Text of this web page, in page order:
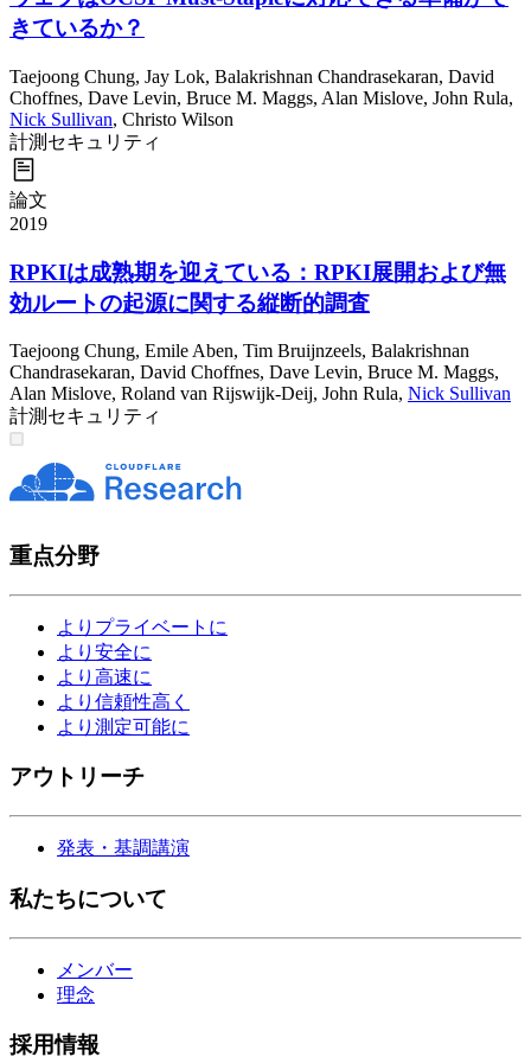
きているか？
Taejoong Chung, Jay Lok, Balakrishnan Chandrasekaran, David
Choffnes, Dave Levin, Bruce M. Maggs, Alan Mislove, John Rula,
Nick Sullivan, Christo Wilson
計測 セキュリティ
論文
2019
RPKIは成熟期を迎えている：RPKI展開および無
効ルートの起源に関する縦断的調査
Taejoong Chung, Emile Aben, Tim Bruijnzeels, Balakrishnan
Chandrasekaran, David Choffnes, Dave Levin, Bruce M. Maggs,
Alan Mislove, Roland van Rijswijk-Deij, John Rula, Nick Sullivan
計測 セキュリティ
重点分野
よりプライベートに
より安全に
より高速に
より信頼性高く
より測定可能に
アウトリーチ
発表・基調講演
私たちについて
メンバー
理念
採用情報